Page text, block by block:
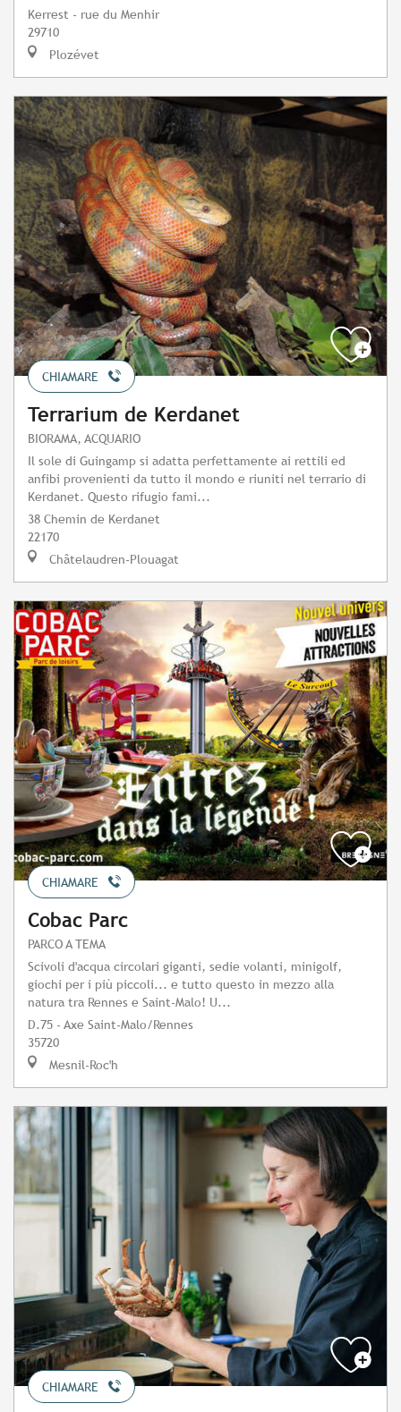
Kerrest - rue du Menhir
29710
Plozévet
CHIAMARE
Terrarium de Kerdanet
BIORAMA, ACQUARIO
Il sole di Guingamp si adatta perfettamente ai rettili ed
anfibi provenienti da tutto il mondo e riuniti nel terrario di
Kerdanet. Questo rifugio fami...
38 Chemin de Kerdanet
22170
Châtelaudren-Plouagat
CHIAMARE
Cobac Parc
PARCO A TEMA
Scivoli d'acqua circolari giganti, sedie volanti, minigolf,
giochi per i più piccoli... e tutto questo in mezzo alla
natura tra Rennes e Saint-Malo! U...
D.75 - Axe Saint-Malo/Rennes
35720
Mesnil-Roc'h
CHIAMARE